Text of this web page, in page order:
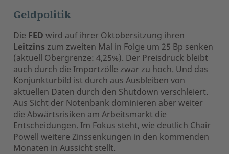
Geldpolitik
Die FED wird auf ihrer Oktobersitzung ihren
Leitzins zum zweiten Mal in Folge um 25 Bp senken
(aktuell Obergrenze: 4,25%). Der Preisdruck bleibt
auch durch die Importzölle zwar zu hoch. Und das
Konjunkturbild ist durch aus Ausbleiben von
aktuellen Daten durch den Shutdown verschleiert.
Aus Sicht der Notenbank dominieren aber weiter
die Abwärtsrisiken am Arbeitsmarkt die
Entscheidungen. Im Fokus steht, wie deutlich Chair
Powell weitere Zinssenkungen in den kommenden
Monaten in Aussicht stellt.